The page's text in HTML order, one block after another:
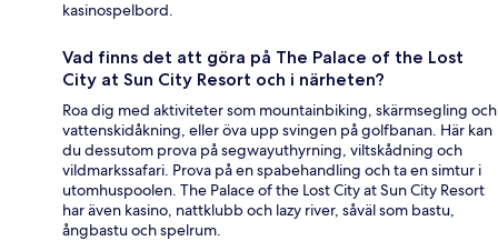
kasinospelbord.
Vad finns det att göra på The Palace of the Lost
City at Sun City Resort och i närheten?
Roa dig med aktiviteter som mountainbiking, skärmsegling och
vattenskidåkning, eller öva upp svingen på golfbanan. Här kan
du dessutom prova på segwayuthyrning, viltskådning och
vildmarkssafari. Prova på en spabehandling och ta en simtur i
utomhuspoolen. The Palace of the Lost City at Sun City Resort
har även kasino, nattklubb och lazy river, såväl som bastu,
ångbastu och spelrum.